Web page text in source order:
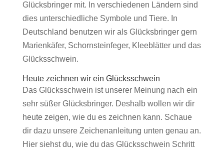
Glücksbringer mit. In verschiedenen Ländern sind
dies unterschiedliche Symbole und Tiere. In
Deutschland benutzen wir als Glücksbringer gern
Marienkäfer, Schornsteinfeger, Kleeblätter und das
Glücksschwein.
Heute zeichnen wir ein Glücksschwein
Das Glücksschwein ist unserer Meinung nach ein
sehr süßer Glücksbringer. Deshalb wollen wir dir
heute zeigen, wie du es zeichnen kann. Schaue
dir dazu unsere Zeichenanleitung unten genau an.
Hier siehst du, wie du das Glücksschwein Schritt